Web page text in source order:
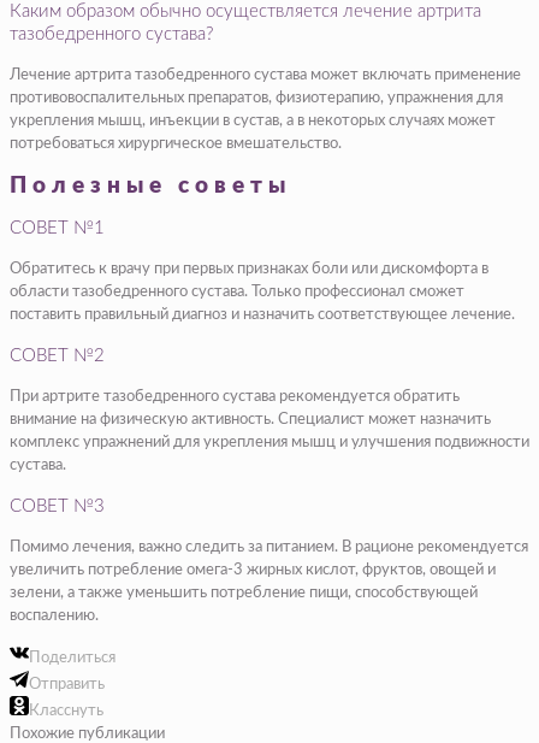
Каким образом обычно осуществляется лечение артрита
тазобедренного сустава?
Лечение артрита тазобедренного сустава может включать применение
противовоспалительных препаратов, физиотерапию, упражнения для
укрепления мышц, инъекции в сустав, а в некоторых случаях может
потребоваться хирургическое вмешательство.
Полезные советы
СОВЕТ №1
Обратитесь к врачу при первых признаках боли или дискомфорта в
области тазобедренного сустава. Только профессионал сможет
поставить правильный диагноз и назначить соответствующее лечение.
СОВЕТ №2
При артрите тазобедренного сустава рекомендуется обратить
внимание на физическую активность. Специалист может назначить
комплекс упражнений для укрепления мышц и улучшения подвижности
сустава.
СОВЕТ №3
Помимо лечения, важно следить за питанием. В рационе рекомендуется
увеличить потребление омега-3 жирных кислот, фруктов, овощей и
зелени, а также уменьшить потребление пищи, способствующей
воспалению.
Поделиться
Отправить
Класснуть
Похожие публикации